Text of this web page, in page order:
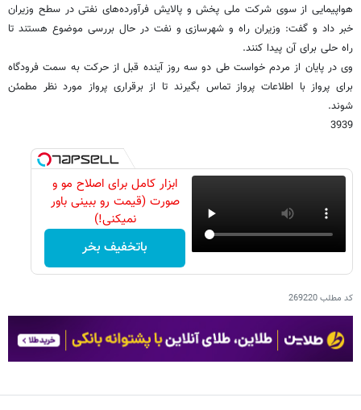
هواپیمایی از سوی شرکت ملی پخش و پالایش فرآورده‌های نفتی در سطح وزیران
خبر داد و گفت: وزیران راه و شهرسازی و نفت در حال بررسی موضوع هستند تا
راه حلی برای آن پیدا کنند.
وی در پایان از مردم خواست طی دو سه روز آینده قبل از حرکت به سمت فرودگاه‌
برای پرواز با اطلاعات پرواز تماس بگیرند تا از برقراری پرواز مورد نظر مطمئن
شوند.
3939
ابزار کامل برای اصلاح مو و
صورت (قیمت رو ببینی باور
نمیکنی!)
باتخفیف بخر
کد مطلب269220